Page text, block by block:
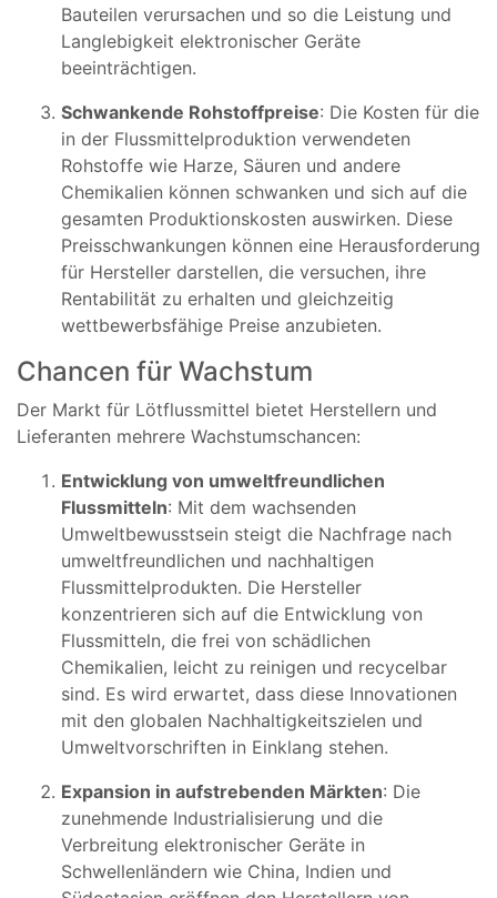
Bauteilen verursachen und so die Leistung und
Langlebigkeit elektronischer Geräte
beeinträchtigen.
Schwankende Rohstoffpreise: Die Kosten für die
in der Flussmittelproduktion verwendeten
Rohstoffe wie Harze, Säuren und andere
Chemikalien können schwanken und sich auf die
gesamten Produktionskosten auswirken. Diese
Preisschwankungen können eine Herausforderung
für Hersteller darstellen, die versuchen, ihre
Rentabilität zu erhalten und gleichzeitig
wettbewerbsfähige Preise anzubieten.
Chancen für Wachstum
Der Markt für Lötflussmittel bietet Herstellern und
Lieferanten mehrere Wachstumschancen:
Entwicklung von umweltfreundlichen
Flussmitteln: Mit dem wachsenden
Umweltbewusstsein steigt die Nachfrage nach
umweltfreundlichen und nachhaltigen
Flussmittelprodukten. Die Hersteller
konzentrieren sich auf die Entwicklung von
Flussmitteln, die frei von schädlichen
Chemikalien, leicht zu reinigen und recycelbar
sind. Es wird erwartet, dass diese Innovationen
mit den globalen Nachhaltigkeitszielen und
Umweltvorschriften in Einklang stehen.
Expansion in aufstrebenden Märkten: Die
zunehmende Industrialisierung und die
Verbreitung elektronischer Geräte in
Schwellenländern wie China, Indien und